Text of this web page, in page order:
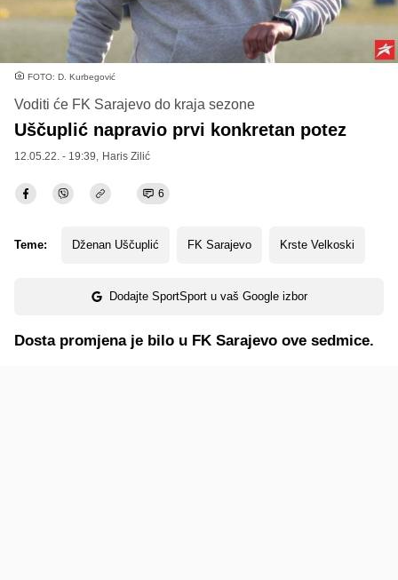
FOTO: D. Kurbegović
Voditi će FK Sarajevo do kraja sezone
Uščuplić napravio prvi konkretan potez
12.05.22. - 19:39, Haris Zilić
6
Teme: Dženan Uščuplić FK Sarajevo Krste Velkoski
Dodajte SportSport u vaš Google izbor
Dosta promjena je bilo u FK Sarajevo ove sedmice.